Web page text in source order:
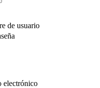
de usuario
electrónico